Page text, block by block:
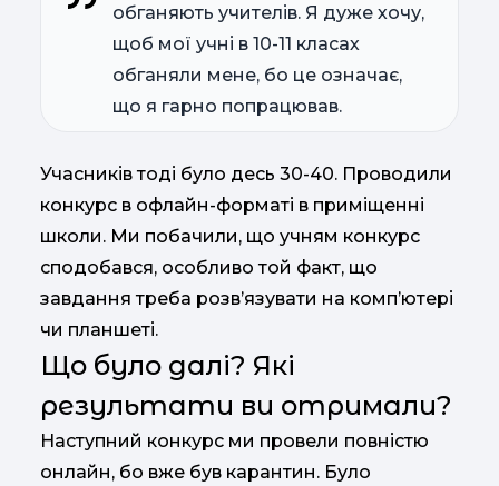
обганяють учителів. Я дуже хочу,
щоб мої учні в 10-11 класах
обганяли мене, бо це означає,
що я гарно попрацював.
Учасників тоді було десь 30-40. Проводили
конкурс в офлайн-форматі в приміщенні
школи. Ми побачили, що учням конкурс
сподобався, особливо той факт, що
завдання треба розв’язувати на комп’ютері
чи планшеті.
Що було далі? Які
результати ви отримали?
Наступний конкурс ми провели повністю
онлайн, бо вже був карантин. Було